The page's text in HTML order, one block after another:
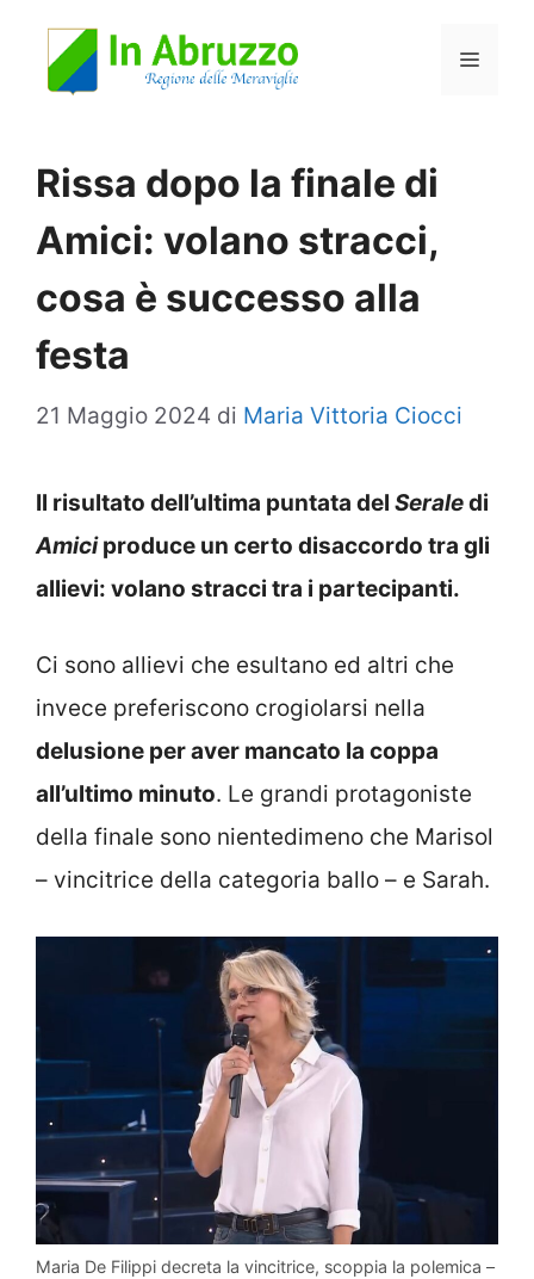
Menu
Rissa dopo la finale di
Amici: volano stracci,
cosa è successo alla
festa
21 Maggio 2024 di Maria Vittoria Ciocci
Il risultato dell’ultima puntata del Seraledi
Amiciproduce un certo disaccordo tra gli
allievi: volano stracci tra i partecipanti.
Ci sono allievi che esultano ed altri che
invece preferiscono crogiolarsi nella
delusione per aver mancato la coppa
all’ultimo minuto. Le grandi protagoniste
della finale sono nientedimeno che Marisol
– vincitrice della categoria ballo – e Sarah.
Maria De Filippi decreta la vincitrice, scoppia la polemica –